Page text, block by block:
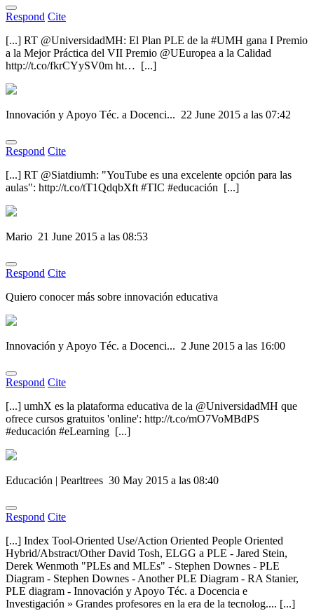
Respond Cite
[...] RT @UniversidadMH: El Plan PLE de la #UMH gana I Premio
a la Mejor Práctica del VII Premio @UEuropea a la Calidad
http://t.co/fkrCYySV0m ht… [...]
Innovación y Apoyo Téc. a Docenci... 22 June 2015 a las 07:42
Respond Cite
[...] RT @Siatdiumh: "YouTube es una excelente opción para las
aulas": http://t.co/tT1QdqbXft #TIC #educación [...]
Mario 21 June 2015 a las 08:53
Respond Cite
Quiero conocer más sobre innovación educativa
Innovación y Apoyo Téc. a Docenci... 2 June 2015 a las 16:00
Respond Cite
[...] umhX es la plataforma educativa de la @UniversidadMH que
ofrece cursos gratuitos 'online': http://t.co/mO7VoMBdPS
#educación #eLearning [...]
Educación | Pearltrees 30 May 2015 a las 08:40
Respond Cite
[...] Index Tool-Oriented Use/Action Oriented People Oriented
Hybrid/Abstract/Other David Tosh, ELGG a PLE - Jared Stein,
Derek Wenmoth "PLEs and MLEs" - Stephen Downes - PLE
Diagram - Stephen Downes - Another PLE Diagram - RA Stanier,
PLE diagram - Innovación y Apoyo Téc. a Docencia e
Investigación » Grandes profesores en la era de la tecnolog.... [...]